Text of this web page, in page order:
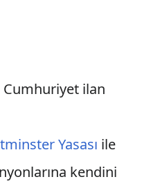
Cumhuriyet ilan
Yasası ile
kendini